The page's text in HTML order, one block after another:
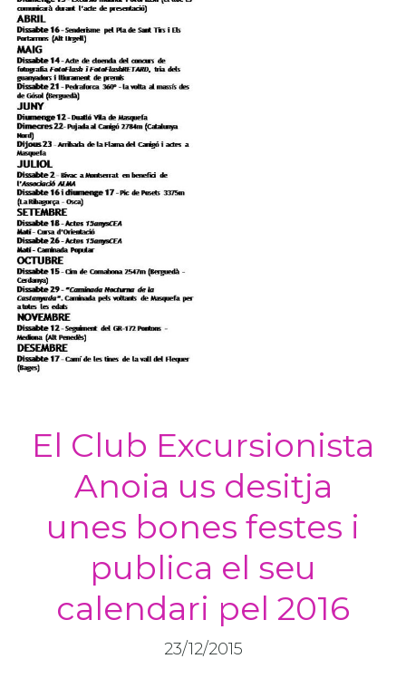
El Club Excursionista
Anoia us desitja
unes bones festes i
publica el seu
calendari pel 2016
23/12/2015